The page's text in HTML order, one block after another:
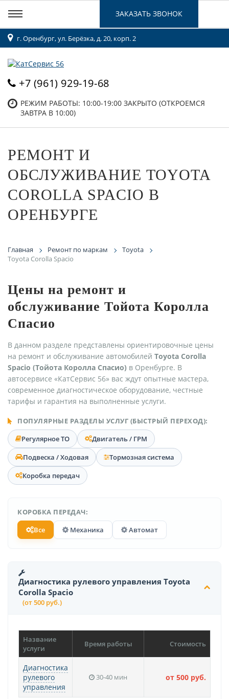
г. Оренбург, ул. Берёзка, д. 20, корп. 2
+7 (961) 929-19-68
РЕЖИМ РАБОТЫ: 10:00-19:00 ЗАКРЫТО (ОТКРОЕМСЯ
ЗАВТРА В 10:00)
ЗАКАЗАТЬ ЗВОНОК
РЕМОНТ И
ОБСЛУЖИВАНИЕ TOYOTA
COROLLA SPACIO В
ОРЕНБУРГЕ
Главная Ремонт по маркам
Toyota
Toyota Corolla Spacio
Цены на ремонт и
обслуживание Тойота Королла
Спасио
В данном разделе представлены ориентировочные цены
на ремонт и обслуживание автомобилей Toyota Corolla
Spacio (Тойота Королла Спасио) в Оренбурге. В
автосервисе «КатСервис 56» вас ждут опытные мастера,
современное диагностическое оборудование, честные
тарифы и гарантия на выполненные услуги.
ПОПУЛЯРНЫЕ РАЗДЕЛЫ УСЛУГ (БЫСТРЫЙ ПЕРЕХОД):
Регулярное ТО
Двигатель / ГРМ
Подвеска / Ходовая
Тормозная система
Коробка передач
КОРОБКА ПЕРЕДАЧ:
Все
Механика Автомат
Диагностика рулевого управления Toyota
Corolla Spacio
(от 500 руб.)
Название
услуги
Время работы Стоимость
Диагностика
рулевого
управления
30-40 мин от 500 руб.